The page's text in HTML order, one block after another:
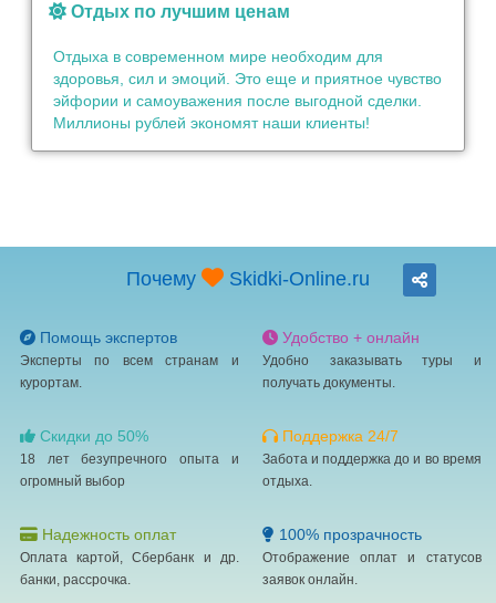
Отдых по лучшим ценам
Отдыха в современном мире необходим для
здоровья, сил и эмоций. Это еще и приятное чувство
эйфории и самоуважения после выгодной сделки.
Миллионы рублей экономят наши клиенты!
Почему Skidki-Online.ru
Помощь экспертов
Эксперты по всем странам и
курортам.
Удобство + онлайн
Удобно заказывать туры и
получать документы.
Скидки до 50%
18 лет безупречного опыта и
огромный выбор
Поддержка 24/7
Забота и поддержка до и во время
отдыха.
Надежность оплат
Оплата картой, Сбербанк и др.
банки, рассрочка.
100% прозрачность
Отображение оплат и статусов
заявок онлайн.